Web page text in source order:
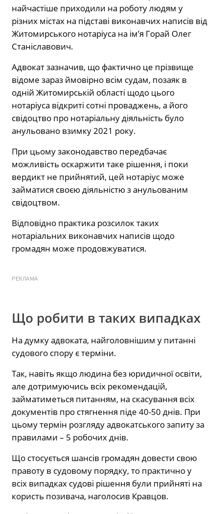
найчастіше приходили на роботу людям у
різних містах на підставі виконавчих написів від
Житомирського нотаріуса на ім’я Горай Олег
Станіславович.
Адвокат зазначив, що фактично це прізвище
відоме зараз ймовірно всім судам, позаяк в
одній Житомирській області щодо цього
нотаріуса відкриті сотні проваджень, а його
свідоцтво про нотаріальну діяльність було
анульовано взимку 2021 року.
При цьому законодавство передбачає
можливість оскаржити таке рішення, і поки
вердикт не прийнятий, цей нотаріус може
займатися своєю діяльністю з анульованим
свідоцтвом.
Відповідно практика розсилок таких
нотаріальних виконавчих написів щодо
громадян може продовжуватися.
РЕКЛАМА
Що робити в таких випадках
На думку адвоката, найголовнішим у питанні
судового спору є терміни.
Так, навіть якщо людина без юридичної освіти,
але дотримуючись всіх рекомендацій,
займатиметься питанням, на скасування всіх
документів про стягнення піде 40-50 днів. При
цьому термін розгляду адвокатського запиту за
правилами – 5 робочих днів.
Що стосується шансів громадян довести свою
правоту в судовому порядку, то практично у
всіх випадках судові рішення були прийняті на
користь позивача, наголосив Кравцов.